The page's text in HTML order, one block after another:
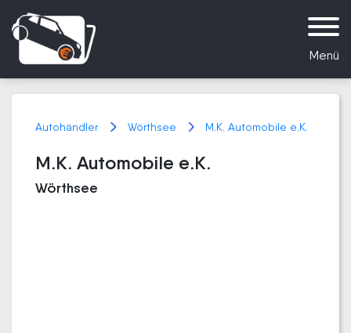
Menü
Autohändler Wörthsee M.K. Automobile e.K.
M.K. Automobile e.K.
Wörthsee